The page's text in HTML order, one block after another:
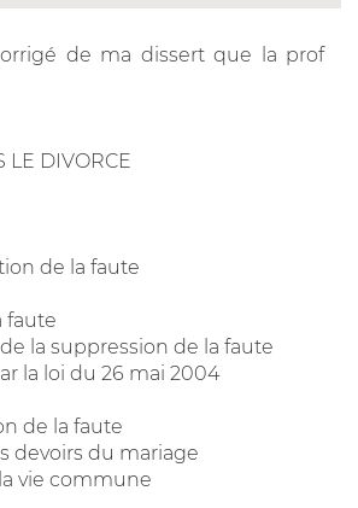
de ma dissert que la prof
LE DIVORCE
de la faute
faute
la suppression de la faute
la loi du 26 mai 2004
de la faute
devoirs du mariage
vie commune